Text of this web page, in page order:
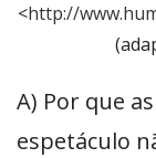
<http://
A) Por que
espetáculo